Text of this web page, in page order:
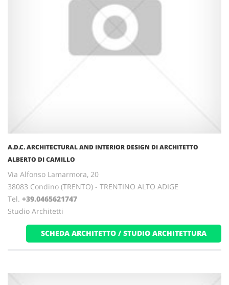
A.D.C. ARCHITECTURAL AND INTERIOR DESIGN DI ARCHITETTO
ALBERTO DI CAMILLO
Via Alfonso Lamarmora, 20
38083 Condino (TRENTO) - TRENTINO ALTO ADIGE
Tel. +39.0465621747
Studio Architetti
SCHEDA ARCHITETTO / STUDIO ARCHITETTURA